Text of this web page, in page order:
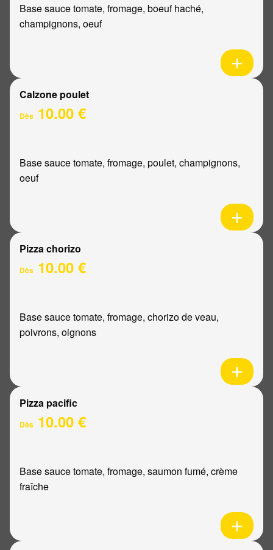
Base sauce tomate, fromage, boeuf haché,
champignons, oeuf
Calzone poulet
Dès 10.00 €
Base sauce tomate, fromage, poulet, champignons,
oeuf
Pizza chorizo
Dès 10.00 €
Base sauce tomate, fromage, chorizo de veau,
poivrons, oignons
Pizza pacific
Dès 10.00 €
Base sauce tomate, fromage, saumon fumé, crème
fraîche